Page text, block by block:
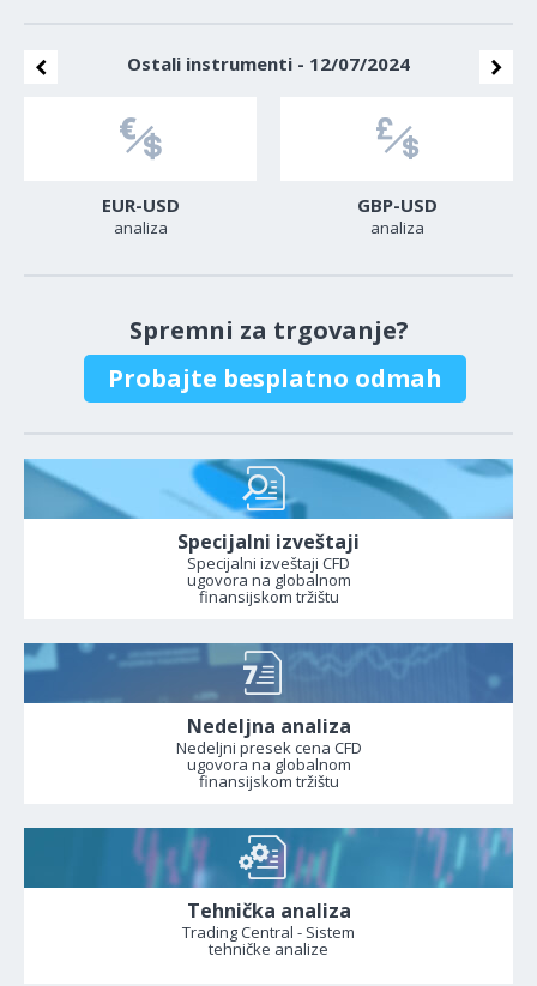
Ostali instrumenti - 12/07/2024
EUR-USD
analiza
GBP-USD
analiza
Spremni za trgovanje?
Probajte besplatno odmah
Specijalni izveštaji
Specijalni izveštaji CFD
ugovora na globalnom
finansijskom tržištu
Nedeljna analiza
Nedeljni presek cena CFD
ugovora na globalnom
finansijskom tržištu
Tehnička analiza
Trading Central - Sistem
tehničke analize